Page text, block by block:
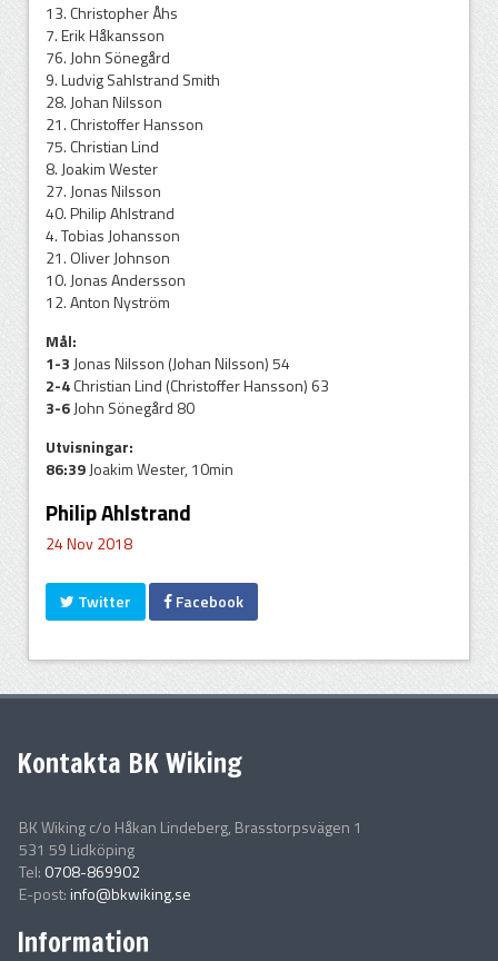
13. Christopher Åhs
7. Erik Håkansson
76. John Sönegård
9. Ludvig Sahlstrand Smith
28. Johan Nilsson
21. Christoffer Hansson
75. Christian Lind
8. Joakim Wester
27. Jonas Nilsson
40. Philip Ahlstrand
4. Tobias Johansson
21. Oliver Johnson
10. Jonas Andersson
12. Anton Nyström
Mål:
1-3Jonas Nilsson (Johan Nilsson) 54
2-4Christian Lind (Christoffer Hansson) 63
3-6John Sönegård 80
Utvisningar:
86:39Joakim Wester, 10min
Philip Ahlstrand
24 Nov 2018
Twitter Facebook
Kontakta BK Wiking
BK Wiking c/o Håkan Lindeberg, Brasstorpsvägen 1
531 59 Lidköping
Tel: 0708-869902
E-post:info@bkwiking.se
Information